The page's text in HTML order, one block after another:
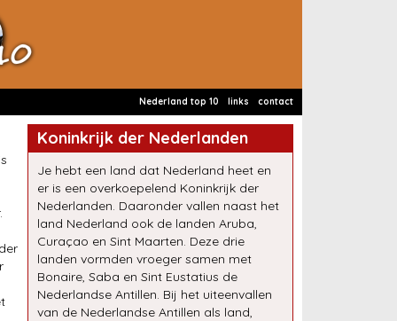
Nederland top 10 links contact
Koninkrijk der Nederlanden
Je hebt een land dat Nederland heet en
er is een overkoepelend Koninkrijk der
Nederlanden. Daaronder vallen naast het
land Nederland ook de landen Aruba,
Curaçao en Sint Maarten. Deze drie
landen vormden vroeger samen met
Bonaire, Saba en Sint Eustatius de
Nederlandse Antillen. Bij het uiteenvallen
van de Nederlandse Antillen als land,